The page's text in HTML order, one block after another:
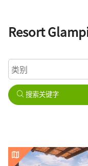
Resort
搜索关键字